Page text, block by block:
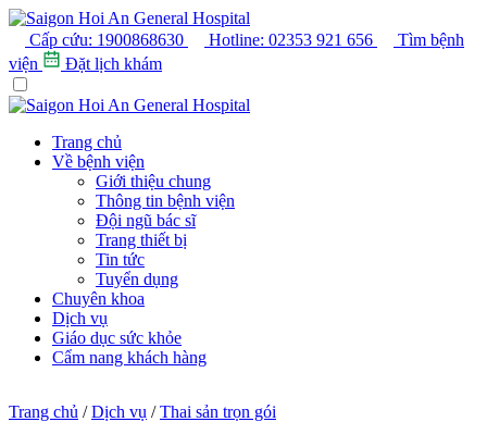
Cấp cứu: 1900868630 Hotline: 02353 921 656
Tìm bệnh
viện
Đặt lịch khám
Trang chủ
Về bệnh viện
Giới thiệu chung
Thông tin bệnh viện
Đội ngũ bác sĩ
Trang thiết bị
Tin tức
Tuyển dụng
Chuyên khoa
Dịch vụ
Giáo dục sức khỏe
Cẩm nang khách hàng
Trang chủ /Dịch vụ /Thai sản trọn gói